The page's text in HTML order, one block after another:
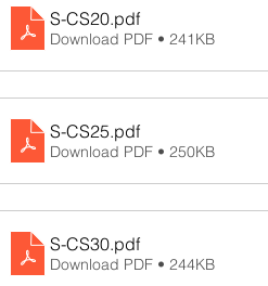
S-CS20.pdf
Download PDF • 241KB
S-CS25.pdf
Download PDF • 250KB
S-CS30.pdf
Download PDF • 244KB